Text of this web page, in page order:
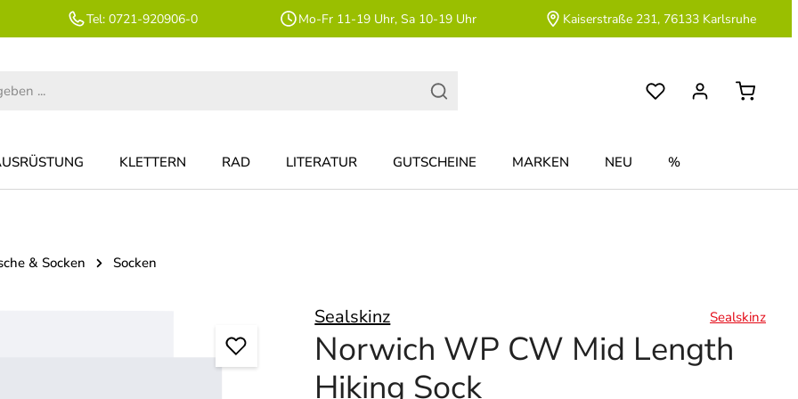
Tel: 0721-920906-0 Mo-Fr 11-19 Uhr, Sa 10-19 Uhr Kaiserstraße 231, 76133 Karlsruhe
KLETTERN RAD LITERATUR GUTSCHEINE MARKEN NEU %
& Socken Socken
Sealskinz Sealskinz
Norwich WP CW Mid Length
Hiking Sock